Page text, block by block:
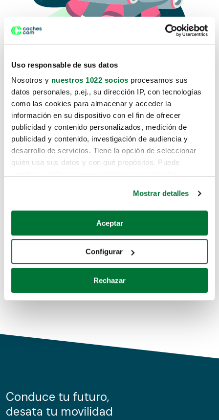
Uso responsable de sus datos
Nosotros y nuestros 1022 socios procesamos sus
datos personales, p.ej., su dirección IP, con tecnologías
como las cookies para almacenar y acceder la
información en su dispositivo con el fin de ofrecer
publicidad y contenido personalizados, medición de
publicidad y contenido, investigación de audiencia y
desarrollo de servicios. Tiene la opción de seleccionar
quién usa sus datos y con qué propósitos. Puede
Si lo permite, también quisiéramos:
Recopilar información sobre su ubicación geográfica
Identificar su dispositivo analizándolo activamente
para buscar características específicas (huellas
Obtenga más información sobre cómo se procesan sus
de cookies.
información sobre el uso que haga del sitio web con
nuestros partners de redes sociales, publicidad y análisis
Mostrar detalles
Aceptar
Configurar
Rechazar
Lo sentimos, no sabemos como
te hemos traido hasta aquí.
Pero puedes encontrar el coche que estás
buscando en alguno de estos enlaces:
Coches de segunda mano
Coches de km0
Conduce tu futuro,
desata tu movilidad